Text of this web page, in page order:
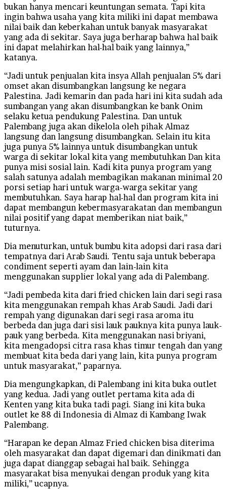
bukan hanya mencari keuntungan semata. Tapi kita
ingin bahwa usaha yang kita miliki ini dapat membawa
nilai baik dan keberkahan untuk banyak masyarakat
yang ada di sekitar. Saya juga berharap bahwa hal baik
ini dapat melahirkan hal-hal baik yang lainnya,”
katanya.
“Jadi untuk penjualan kita insya Allah penjualan 5% dari
omset akan disumbangkan langsung ke negara
Palestina. Jadi kemarin dan pada hari ini kita sudah ada
sumbangan yang akan disumbangkan ke bank Onim
selaku ketua pendukung Palestina. Dan untuk
Palembang juga akan dikelola oleh pihak Almaz
langsung dan langsung disumbangkan. Selain itu kita
juga punya 5% lainnya untuk disumbangkan untuk
warga di sekitar lokal kita yang membutuhkan Dan kita
punya misi sosial lain. Kadi kita punya program yang
salah satunya adalah membagikan makanan minimal 20
porsi setiap hari untuk warga-warga sekitar yang
membutuhkan. Saya harap hal-hal dan program kita ini
dapat membangun kebermasyarakatan dan membangun
nilai positif yang dapat memberikan niat baik,”
tuturnya.
Dia menuturkan, untuk bumbu kita adopsi dari rasa dari
tempatnya dari Arab Saudi. Tentu saja untuk beberapa
condiment seperti ayam dan lain-lain kita
menggunakan supplier lokal yang ada di Palembang.
“Jadi pembeda kita dari fried chicken lain dari segi rasa
kita menggunakan rempah khas Arab Saudi. Jadi dari
rempah yang digunakan dari segi rasa aroma itu
berbeda dan juga dari sisi lauk pauknya kita punya lauk-
pauk yang berbeda. Kita menggunakan nasi briyani,
kita mengadopsi citra rasa khas timur tengah dan yang
membuat kita beda dari yang lain, kita punya program
untuk masyarakat,” paparnya.
Dia mengungkapkan, di Palembang ini kita buka outlet
yang kedua. Jadi yang outlet pertama kita ada di
Kenten yang kita buka tadi pagi. Siang ini kita buka
outlet ke 88 di Indonesia di Almaz di Kambang Iwak
Palembang.
“Harapan ke depan Almaz Fried chicken bisa diterima
oleh masyarakat dan dapat digemari dan dinikmati dan
juga dapat dianggap sebagai hal baik. Sehingga
masyarakat bisa menyukai dengan produk yang kita
miliki,” ucapnya.